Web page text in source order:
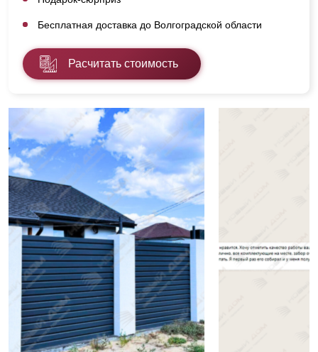
Бесплатная доставка до Волгоградской области
Расчитать стоимость